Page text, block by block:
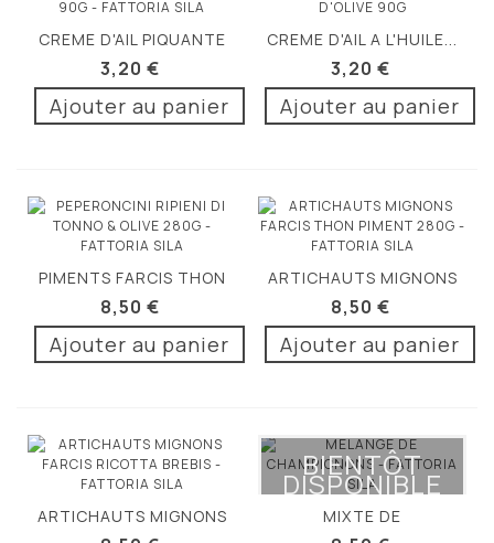
CREME D'AIL PIQUANTE
90G
3,20 €
Ajouter au panier
CREME D'AIL A L'HUILE...
3,20 €
Ajouter au panier
PIMENTS FARCIS THON
ET OLIVE 280G
8,50 €
Ajouter au panier
ARTICHAUTS MIGNONS
FARCIS THON...
8,50 €
Ajouter au panier
ARTICHAUTS MIGNONS
FARCIS...
BIENTÔT
DISPONIBLE
MIXTE DE
CHAMPIGNONS 280G